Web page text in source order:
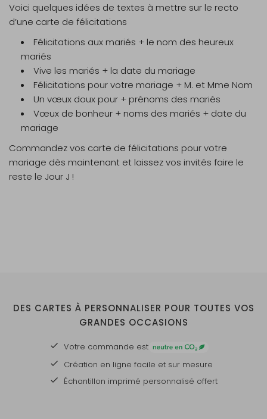
Voici quelques idées de textes à mettre sur le recto
d’une carte de félicitations
Félicitations aux mariés + le nom des heureux
mariés
Vive les mariés + la date du mariage
Félicitations pour votre mariage + M. et Mme Nom
Un vœux doux pour + prénoms des mariés
Vœux de bonheur + noms des mariés + date du
mariage
Commandez vos carte de félicitations pour votre
mariage dès maintenant et laissez vos invités faire le
reste le Jour J !
DES CARTES À PERSONNALISER POUR TOUTES VOS
GRANDES OCCASIONS
Votre commande est
Création en ligne facile et sur mesure
Échantillon imprimé personnalisé offert